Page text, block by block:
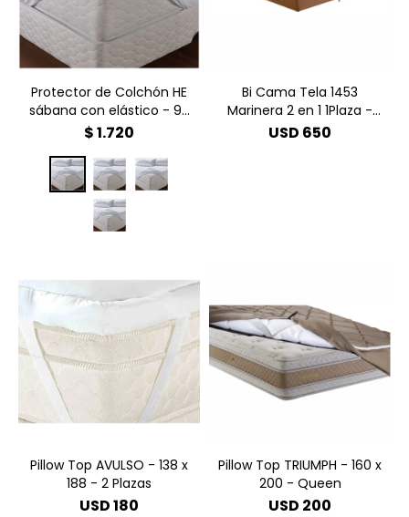
Protector de Colchón HE
sábana con elástico - 95
x 198 - 1 Plaza
$1.720
Bi Cama Tela 1453
Marinera 2 en 1 1Plaza -
Cobre
USD 650
Pillow Top AVULSO - 138 x
188 - 2 Plazas
USD180
Pillow Top TRIUMPH - 160 x
200 - Queen
USD 200